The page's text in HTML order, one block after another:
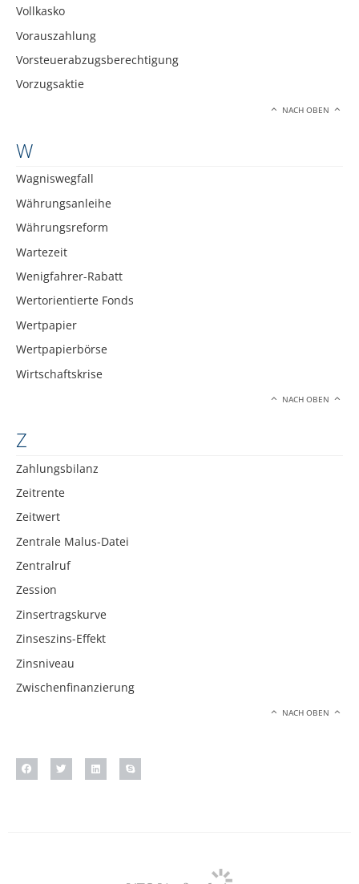
Vollkasko
Vorauszahlung
Vorsteuerabzugsberechtigung
Vorzugsaktie
NACH OBEN
W
Wagniswegfall
Währungsanleihe
Währungsreform
Wartezeit
Wenigfahrer-Rabatt
Wertorientierte Fonds
Wertpapier
Wertpapierbörse
Wirtschaftskrise
NACH OBEN
Z
Zahlungsbilanz
Zeitrente
Zeitwert
Zentrale Malus-Datei
Zentralruf
Zession
Zinsertragskurve
Zinseszins-Effekt
Zinsniveau
Zwischenfinanzierung
NACH OBEN